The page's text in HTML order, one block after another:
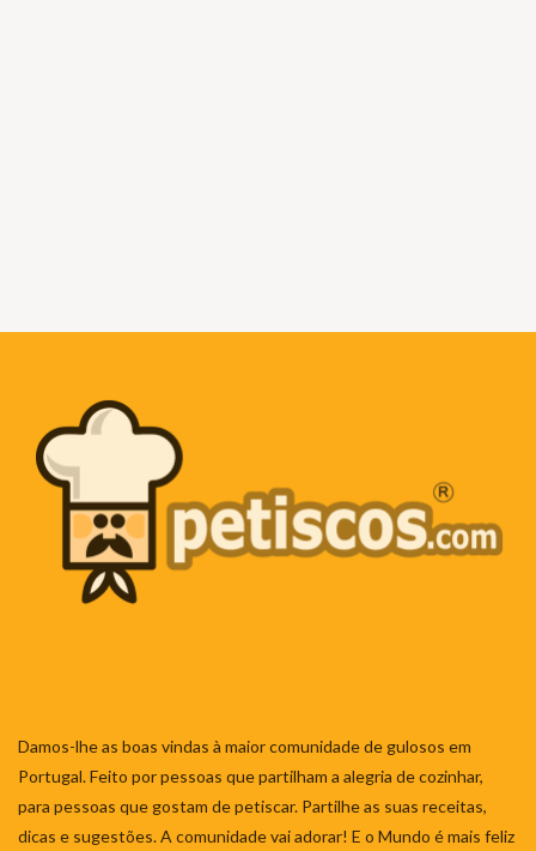
Damos-lhe as boas vindas à maior comunidade de gulosos em
Portugal. Feito por pessoas que partilham a alegria de cozinhar,
para pessoas que gostam de petiscar. Partilhe as suas receitas,
dicas e sugestões. A comunidade vai adorar! E o Mundo é mais feliz